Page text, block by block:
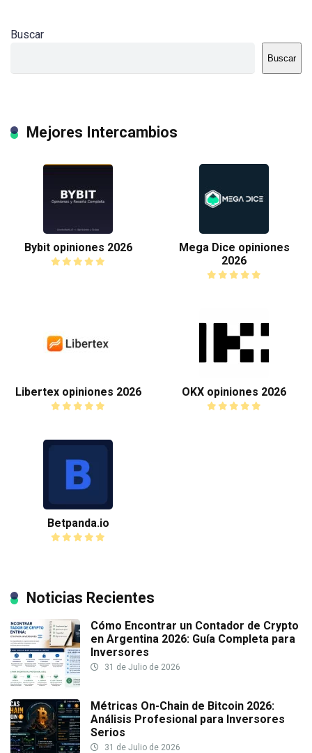
Buscar
Buscar
Mejores Intercambios
Bybit opiniones 2026
Mega Dice opiniones
2026
Libertex opiniones 2026 OKX opiniones 2026
Betpanda.io
Noticias Recientes
Cómo Encontrar un Contador de Crypto
en Argentina 2026: Guía Completa para
Inversores
31 de Julio de 2026
Métricas On-Chain de Bitcoin 2026:
Análisis Profesional para Inversores
Serios
31 de Julio de 2026